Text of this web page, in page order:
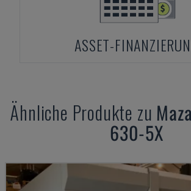
ASSET-
Ähnliche Produkte zu
630-5X